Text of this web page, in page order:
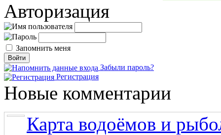
Авторизация
Запомнить меня
Забыли пароль?
Регистрация
Новые комментарии
Карта водоёмов и